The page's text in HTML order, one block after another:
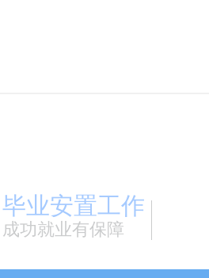
毕业安置工作
成功就业有保障